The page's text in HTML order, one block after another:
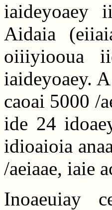
iaideyoaey
Aidaia
oiiiyiooua
iaideyoaey.
caoai 5000 /
ide 24
idioaioia
/aeiaae, iaie
Inoaeuiay